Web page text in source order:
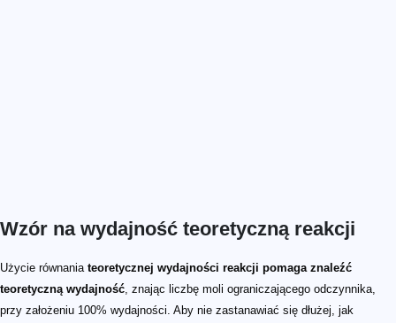
Wzór na wydajność teoretyczną reakcji
Użycie równania teoretycznej wydajności reakcji pomaga znaleźć
teoretyczną wydajność , znając liczbę moli ograniczającego odczynnika,
przy założeniu 100% wydajności. Aby nie zastanawiać się dłużej, jak
m_{\text{produkt}} =
m_{\text{produkt}}
M_{\text{mol},\text{produkt}}
n_{\text{ogr}}
cn_{\text{ogr}} =
n_{\text{ogr}}
m_{\text{ogr}}
M_{\text{mol},\text{ogr}}
c_{\text{ogr}}